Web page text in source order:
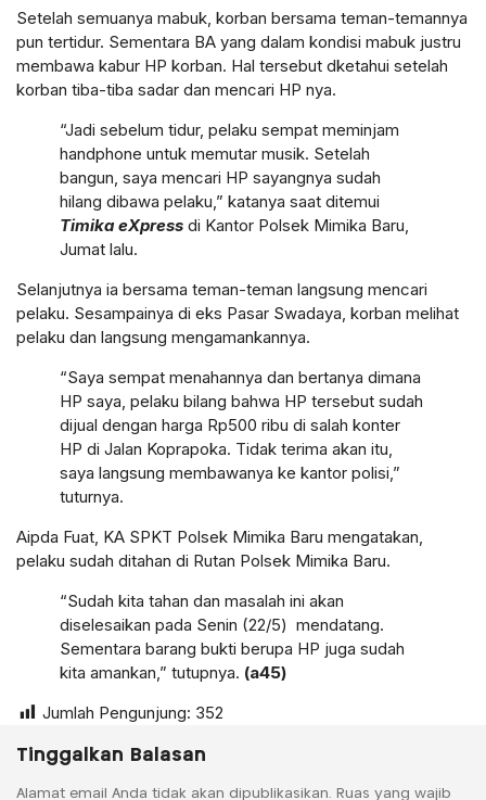
Setelah semuanya mabuk, korban bersama teman-temannya
pun tertidur. Sementara BA yang dalam kondisi mabuk justru
membawa kabur HP korban. Hal tersebut dketahui setelah
korban tiba-tiba sadar dan mencari HP nya.
“Jadi sebelum tidur, pelaku sempat meminjam
handphone untuk memutar musik. Setelah
bangun, saya mencari HP sayangnya sudah
hilang dibawa pelaku,” katanya saat ditemui
Timika eXpress di Kantor Polsek Mimika Baru,
Jumat lalu.
Selanjutnya ia bersama teman-teman langsung mencari
pelaku. Sesampainya di eks Pasar Swadaya, korban melihat
pelaku dan langsung mengamankannya.
“Saya sempat menahannya dan bertanya dimana
HP saya, pelaku bilang bahwa HP tersebut sudah
dijual dengan harga Rp500 ribu di salah konter
HP di Jalan Koprapoka. Tidak terima akan itu,
saya langsung membawanya ke kantor polisi,”
tuturnya.
Aipda Fuat, KA SPKT Polsek Mimika Baru mengatakan,
pelaku sudah ditahan di Rutan Polsek Mimika Baru.
“Sudah kita tahan dan masalah ini akan
diselesaikan pada Senin (22/5) mendatang.
Sementara barang bukti berupa HP juga sudah
kita amankan,” tutupnya. (a45)
Jumlah Pengunjung: 352
Tinggalkan Balasan
Alamat email Anda tidak akan dipublikasikan. Ruas yang wajib